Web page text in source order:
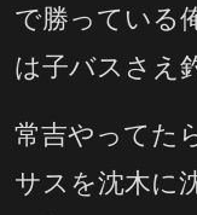
で勝っている
は子バスさえ
常吉やってた
サスを沈木に